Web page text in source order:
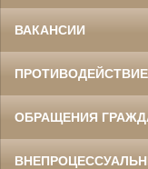
ВАКАНСИИ
ОБРАЩЕНИЯ